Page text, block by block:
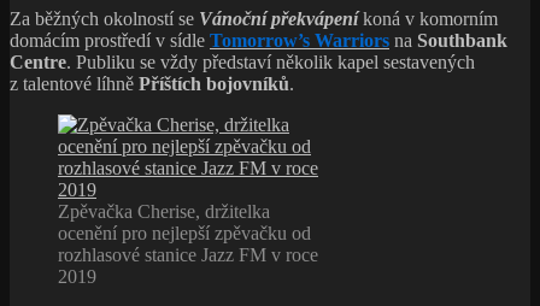
Za běžných okolností se Vánoční překvápeníkoná v komorním
domácím prostředí v sídle Tomorrow’s Warriors na Southbank
Centre. Publiku se vždy představí několik kapel sestavených
z talentové líhně Příštích bojovníků.
Zpěvačka Cherise, držitelka
ocenění pro nejlepší zpěvačku od
rozhlasové stanice Jazz FM v roce
2019